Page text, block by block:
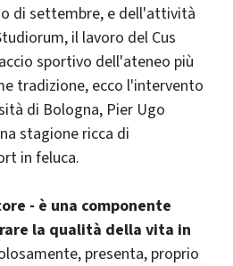
il lavoro del Cus
sportivo dell'ateneo più
tradizione, ecco l'intervento
di Bologna, Pier Ugo
stagione ricca di
in feluca.
- è una componente
la qualità della vita in
presenta, proprio